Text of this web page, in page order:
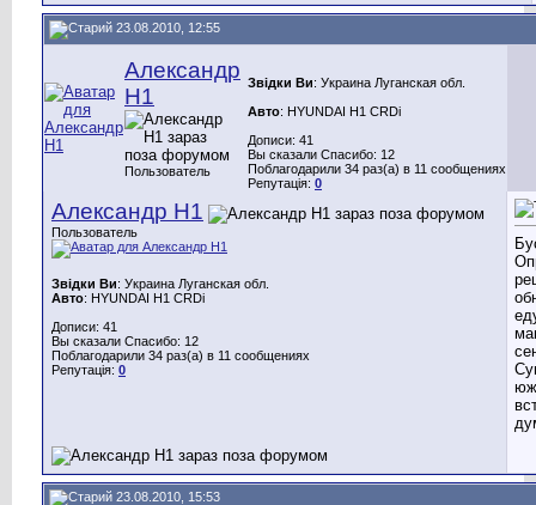
23.08.2010, 12:55
Александр
Н1
Пользователь
Звідки Ви: Украина Луганская обл.
Авто: HYUNDAI H1 CRDi
Дописи: 41
Вы сказали Спасибо: 12
Поблагодарили 34 раз(а) в 11 сообщениях
Репутація: 0
Александр Н1
Пользователь
Звідки Ви: Украина Луганская обл.
Авто: HYUNDAI H1 CRDi
Дописи: 41
Вы сказали Спасибо: 12
Поблагодарили 34 раз(а) в 11 сообщениях
Репутація: 0
23.08.2010, 15:53